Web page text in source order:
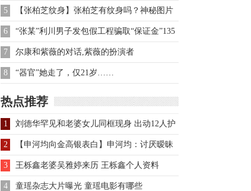
5 【张柏芝纹身】张柏芝有纹身吗？神秘图片
大曝光
6 “张某”利川男子发包假工程骗取“保证金”135
万余元，民警蹲守街头抓获
7 尔康和紫薇的对话,紫薇的扮演者
8 “器官”她走了，仅21岁……
热点推荐
1 刘德华罕见和老婆女儿同框现身 出动12人护
驾阵仗大
2 【申河均向金高银表白】申河均：讨厌暧昧
先向金高银表白
3 王栎鑫老婆吴雅婷来历 王栎鑫个人资料
4 童瑶杂志大片曝光 童瑶电影有哪些